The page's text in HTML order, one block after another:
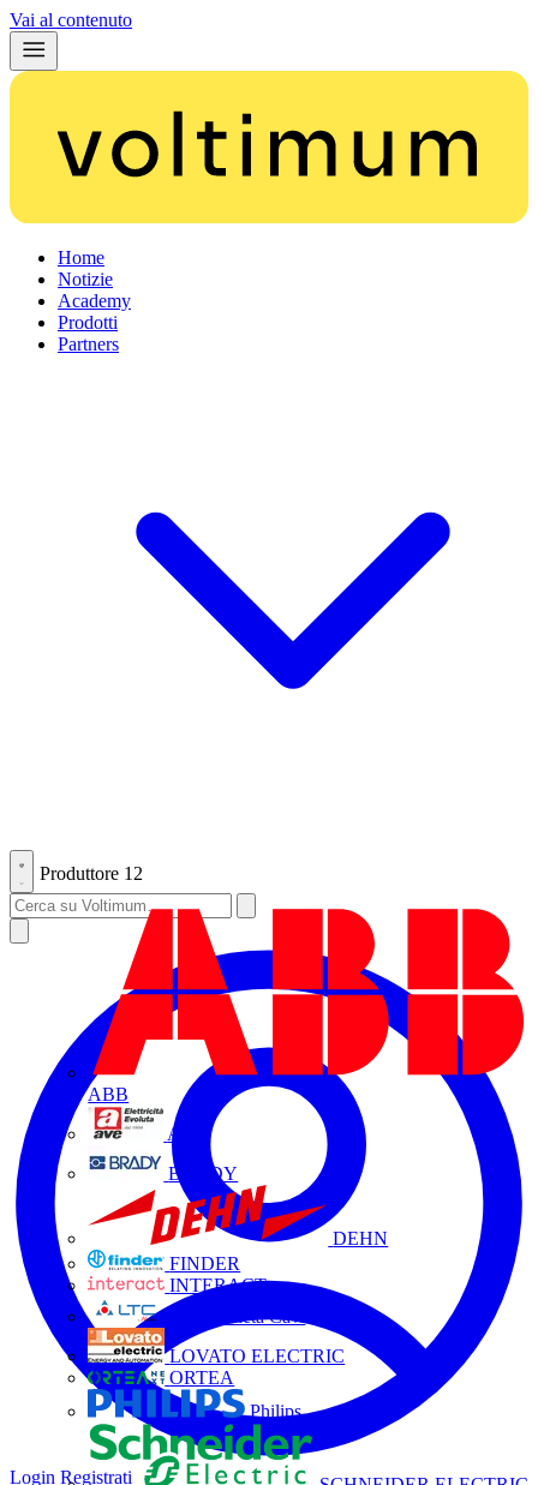
Vai al contenuto
Home
Notizie
Academy
Prodotti
Partners
Produttore 12
ABB
AVE
BRADY
DEHN
FINDER
INTERACT
La Triveneta Cavi
LOVATO ELECTRIC
ORTEA
Philips
Login Registrati